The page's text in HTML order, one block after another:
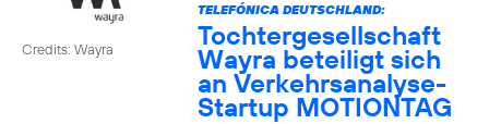
Credits: Wayra
TELEFÓNICA DEUTSCHLAND:
Tochtergesellschaft
Wayra beteiligt sich
an Verkehrsanalyse-
Startup MOTIONTAG